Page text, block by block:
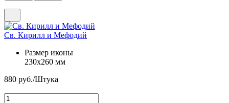
Св. Кирилл и Мефодий
Размер иконы
230х260 мм
880 руб./Штука